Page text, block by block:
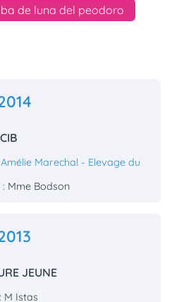
de luna del peodoro
Marechal - Elevage du
: Mme Bodson
JEUNE
M Istas